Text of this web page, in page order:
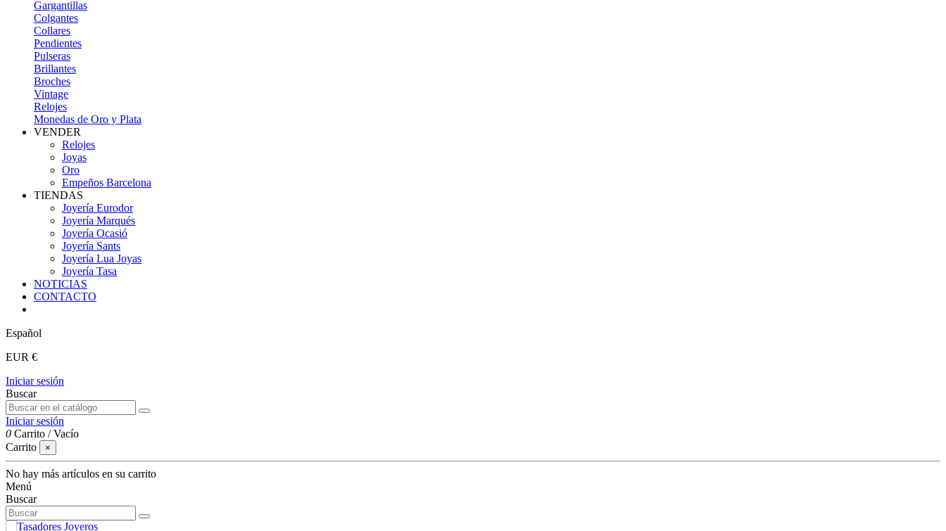
Gargantillas
Colgantes
Collares
Pendientes
Pulseras
Brillantes
Broches
Vintage
Relojes
Monedas de Oro y Plata
VENDER
Relojes
Joyas
Oro
Empeños Barcelona
TIENDAS
Joyería Eurodor
Joyería Marqués
Joyería Ocasió
Joyería Sants
Joyería Lua Joyas
Joyería Tasa
NOTICIAS
CONTACTO
Español
EUR €
Iniciar sesión
Buscar
Iniciar sesión
0 Carrito /Vacío
Carrito
×
No hay más artículos en su carrito
Menú
Buscar